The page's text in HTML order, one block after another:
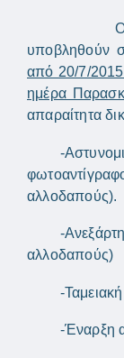
Οι
υποβληθούν
από 20/7/2015
ημέρα
απαραίτητα
-
αλλοδαπούς).
-
αλλοδαπούς)
-
-Έναρξη